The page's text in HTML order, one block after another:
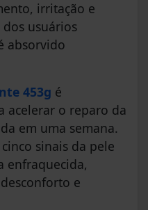
irritação e
usuários
absorvido
453g é
acelerar o reparo da
em uma semana.
sinais da pele
enfraquecida,
e